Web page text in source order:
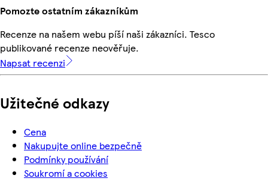
Pomozte ostatním zákazníkům
Recenze na našem webu píší naši zákazníci. Tesco
publikované recenze neověřuje.
Napsat recenzi
Užitečné odkazy
Cena
Nakupujte online bezpečně
Podmínky používání
Soukromí a cookies